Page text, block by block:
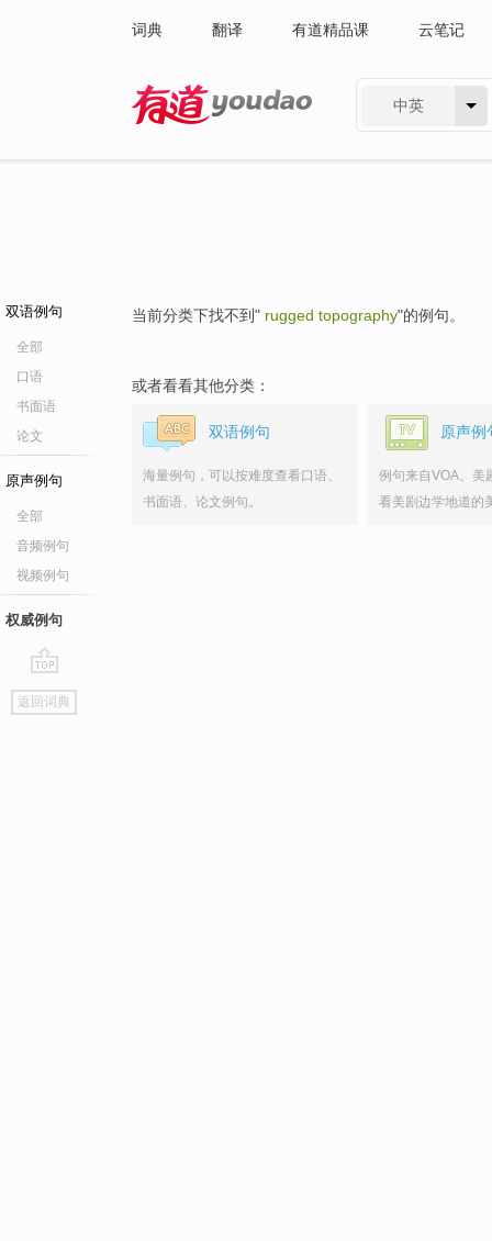
词典 翻译 有道精品课 云笔记
中英
双语例句
全部
口语
书面语
论文
原声例句
全部
音频例句
视频例句
权威例句
go
top
返回词典
当前分类下找不到" rugged topography"的例句。
或者看看其他分类：
双语例句
海量例句，可以按难度查看口语、
书面语、论文例句。
原声例
例句来自VOA、美
看美剧边学地道的